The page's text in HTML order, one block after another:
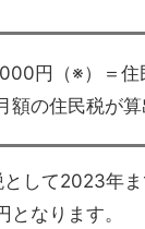
円（※）＝住
額の住民税が算
して2023年ま
なります。